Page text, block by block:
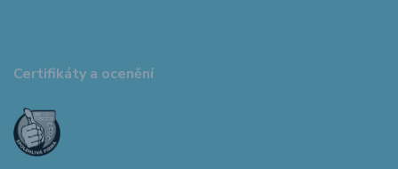
Certifikáty a ocenění